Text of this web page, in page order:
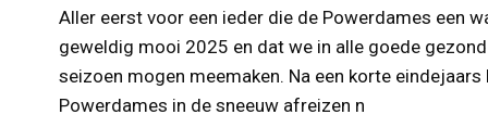
Aller eerst voor een ieder die de Powerdames een
geweldig mooi 2025 en dat we in alle goede
seizoen mogen meemaken. Na een korte
Powerdames in de sneeuw afreizen n